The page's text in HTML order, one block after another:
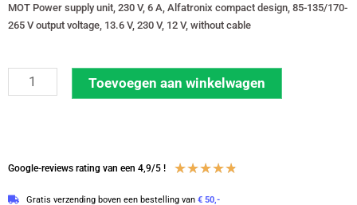
MOT Power supply unit, 230 V, 6 A, Alfatronix compact design, 85-135/170-
265 V output voltage, 13.6 V, 230 V, 12 V, without cable
Motorola
power
6A
Toevoegen aan winkelwagen
Google-reviews rating van een 4,9/5 ! ★★★★★
Gratis verzending boven een bestelling van € 50,-